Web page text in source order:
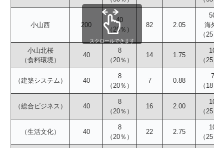
小山西 200
40
（20％）
82 2.05
50
海外1
（25％
小山北桜
（食料環境）
40
8
（20％）
14 1.75
10
（25％
（建築システム） 40
8
（20％）
7 0.88
7
（18％
（総合ビジネス） 40
8
（20％）
16 2.00
10
（25％
（生活文化） 40
8
（20％）
22 2.75
10
（25％
スクロールできます